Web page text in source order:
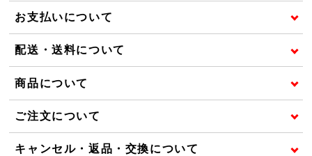
お支払いについて
配送・送料について
商品について
ご注文について
キャンセル・返品・交換について